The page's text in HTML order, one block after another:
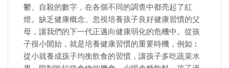
鬱、自殺的數字，在各個不同的調查中都亮起了紅
燈。缺乏健康概念、忽視培養孩子良好健康習慣的父
母，讓我們的下一代正邁向健康弱化的危機中。從孩
子很小開始，就是培養健康習慣的重要時機，例如︰
從小就養成孩子均衡飲食的習慣，讓孩子多吃蔬菜水